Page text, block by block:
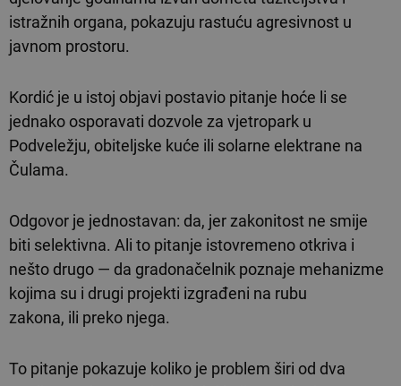
istražnih organa, pokazuju rastuću agresivnost u
javnom prostoru.
Kordić je u istoj objavi postavio pitanje hoće li se
jednako osporavati dozvole za vjetropark u
Podveležju, obiteljske kuće ili solarne elektrane na
Čulama.
Odgovor je jednostavan: da, jer zakonitost ne smije
biti selektivna. Ali to pitanje istovremeno otkriva i
nešto drugo — da gradonačelnik poznaje mehanizme
kojima su i drugi projekti izgrađeni na rubu
zakona, ili preko njega.
To pitanje pokazuje koliko je problem širi od dva